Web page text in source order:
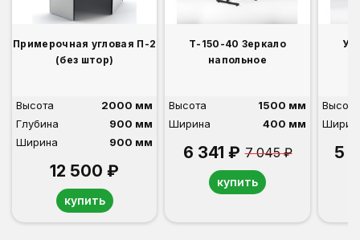
Примерочная угловая П-2
(без штор)
Высота
2000 мм
Глубина
900 мм
Ширина
900 мм
12 500 ₽
купить
Т-150-40 Зеркало
напольное
Высота
1500 мм
Ширина
400 мм
6 341 ₽ 7 045 ₽
купить
У-
Высота
5